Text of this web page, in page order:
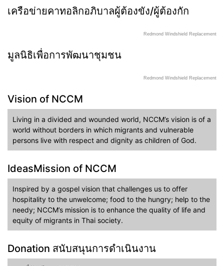
เครือข่ายคาทอลิกอภิบาลผู้ต้องขัง/ผู้ต้องกัก
Redmond Windshield Replacement
มูลนิธิเพื่อการพัฒนาชุมชน
Redmond Windshield Replacement
Vision of NCCM
Living in a divided and wounded world, NCCM’s vision is of a
world without borders in which migrants and vulnerable
persons live with respect and dignity as children of God.
IdeasMission of NCCM
Inspired by a gospel vision that challenges us to offer
hospitality to the unwelcome; food to the hungry; help to the
needy; NCCM’s mission is to enhance the quality of life and
equity of migrants in Thai society.
Donation สนับสนุนการดำเนินงาน